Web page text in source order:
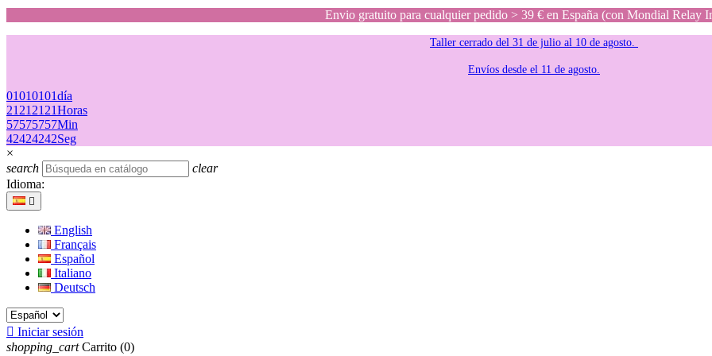
Envio gratuito para cualquier pedido > 39 € en España (con Mondial Relay
Taller cerrado del 31 de julio al 10 de agosto.
Envíos desde el 11 de agosto.
01010101día
21 21 21 21Horas
57575757Min
42424242Seg
×
search
clear
Idioma:

English
Français
Español
Italiano
Deutsch
 Iniciar sesión
shopping_cart Carrito (0)